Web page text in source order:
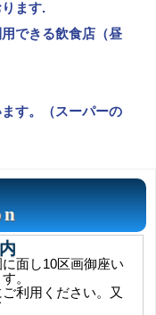
ります.
できる飲食店（昼
す。（スーパーの
面し10区画御座い
。
利用ください。又